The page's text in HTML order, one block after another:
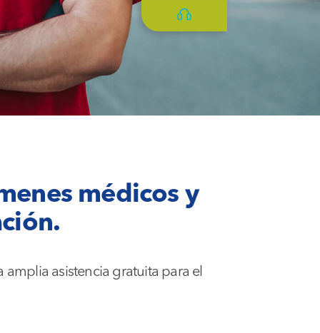
médicos y
asistencia gratuita para el